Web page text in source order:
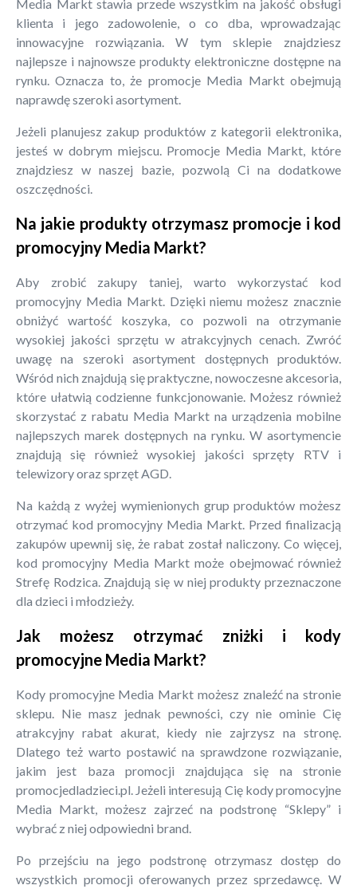
Media Markt stawia przede wszystkim na jakość obsługi
klienta i jego zadowolenie, o co dba, wprowadzając
innowacyjne rozwiązania. W tym sklepie znajdziesz
najlepsze i najnowsze produkty elektroniczne dostępne na
rynku. Oznacza to, że promocje Media Markt obejmują
naprawdę szeroki asortyment.
Jeżeli planujesz zakup produktów z kategorii elektronika,
jesteś w dobrym miejscu. Promocje Media Markt, które
znajdziesz w naszej bazie, pozwolą Ci na dodatkowe
oszczędności.
Na jakie produkty otrzymasz promocje i kod
promocyjny Media Markt?
Aby zrobić zakupy taniej, warto wykorzystać kod
promocyjny Media Markt. Dzięki niemu możesz znacznie
obniżyć wartość koszyka, co pozwoli na otrzymanie
wysokiej jakości sprzętu w atrakcyjnych cenach. Zwróć
uwagę na szeroki asortyment dostępnych produktów.
Wśród nich znajdują się praktyczne, nowoczesne akcesoria,
które ułatwią codzienne funkcjonowanie. Możesz również
skorzystać z rabatu Media Markt na urządzenia mobilne
najlepszych marek dostępnych na rynku. W asortymencie
znajdują się również wysokiej jakości sprzęty RTV i
telewizory oraz sprzęt AGD.
Na każdą z wyżej wymienionych grup produktów możesz
otrzymać kod promocyjny Media Markt. Przed finalizacją
zakupów upewnij się, że rabat został naliczony. Co więcej,
kod promocyjny Media Markt może obejmować również
Strefę Rodzica. Znajdują się w niej produkty przeznaczone
dla dzieci i młodzieży.
Jak możesz otrzymać zniżki i kody
promocyjne Media Markt?
Kody promocyjne Media Markt możesz znaleźć na stronie
sklepu. Nie masz jednak pewności, czy nie ominie Cię
atrakcyjny rabat akurat, kiedy nie zajrzysz na stronę.
Dlatego też warto postawić na sprawdzone rozwiązanie,
jakim jest baza promocji znajdująca się na stronie
promocjedladzieci.pl. Jeżeli interesują Cię kody promocyjne
Media Markt, możesz zajrzeć na podstronę “Sklepy” i
wybrać z niej odpowiedni brand.
Po przejściu na jego podstronę otrzymasz dostęp do
wszystkich promocji oferowanych przez sprzedawcę. W